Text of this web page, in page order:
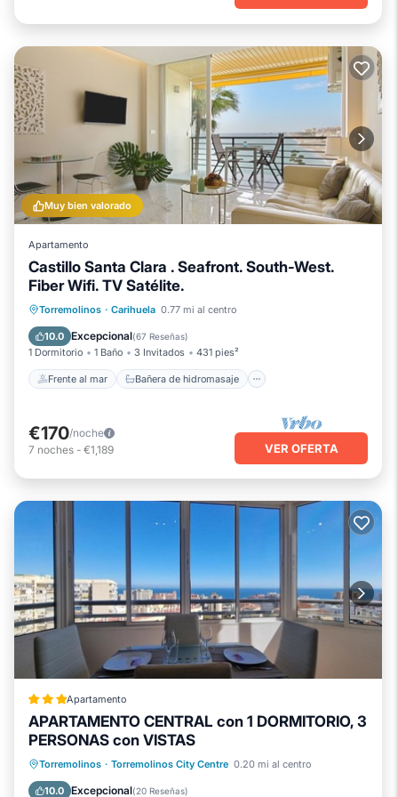
Muy bien valorado
Apartamento
Castillo Santa Clara . Seafront. South-West.
Fiber Wifi. TV Satélite.
Torremolinos · Carihuela 0.77 mi al centro
10.0 Excepcional(67 Reseñas)
1 Dormitorio 1 Baño 3 Invitados 431 pies²
Frente al mar Bañera de hidromasaje
Frente al mar
Bañera de hidromasaje
Piscina
Vista al mar
€170/noche
7 noches - €1,189 VER OFERTA
Apartamento
APARTAMENTO CENTRAL con 1 DORMITORIO, 3
PERSONAS con VISTAS
Torremolinos · Torremolinos City Centre 0.20 mi al centro
10.0 Excepcional(20 Reseñas)
Frente al mar Vista al mar
Vistas
Aparcamiento